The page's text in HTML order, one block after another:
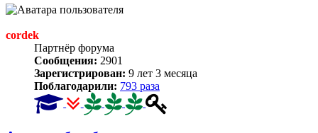
началу
cordek
Партнёр форума
Сообщения: 2901
Зарегистрирован: 9 лет 3 месяца
Поблагодарили: 793 раза